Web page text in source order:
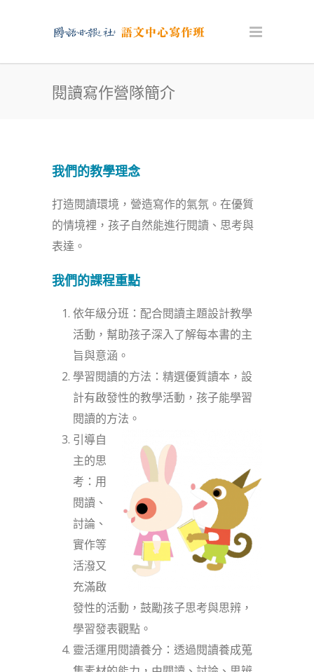
閱讀寫作營隊簡介
我們的教學理念
打造閱讀環境，營造寫作的氣氛。在優質
的情境裡，孩子自然能進行閱讀、思考與
表達。
我們的課程重點
依年級分班：配合閱讀主題設計教學
活動，幫助孩子深入了解每本書的主
旨與意涵。
學習閱讀的方法：精選優質讀本，設
計有啟發性的教學活動，孩子能學習
閱讀的方法。
引導自
主的思
考：用
閱讀、
討論、
實作等
活潑又
充滿啟
發性的活動，鼓勵孩子思考與思辨，
學習發表觀點。
靈活運用閱讀養分：透過閱讀養成蒐